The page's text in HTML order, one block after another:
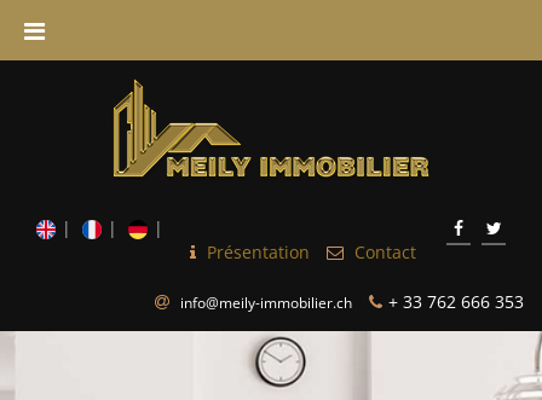
Présentation Contact
info@meily-immobilier.ch + 33 762 666 353